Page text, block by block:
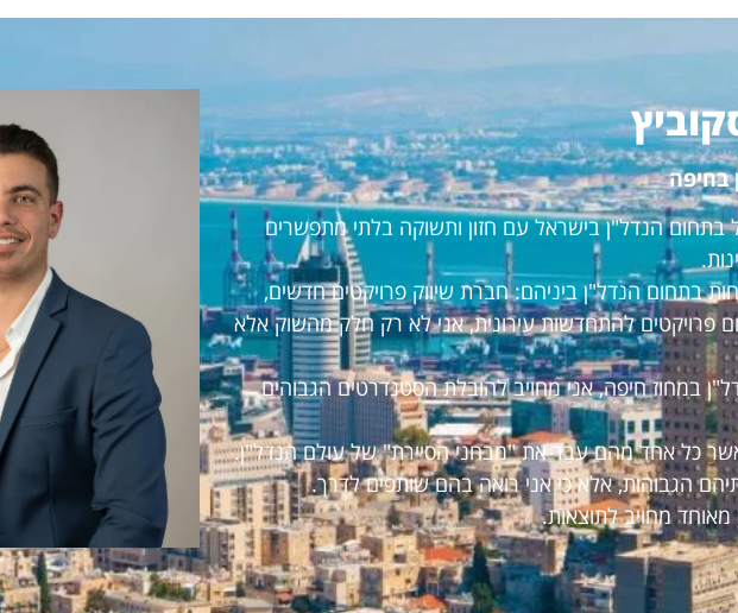
בחיפה
מוביל בתחום הנדל"ן בישראל עם חזון ותשוקה בלתי מתפשרים
בתחום הנדל"ן ביניהם: חברת שיווק פרויקטים חדשים,
פרויקטים להתחדשות עירונית, אני לא רק חלק מהשוק אלא
במחוז חיפה, אני מחויב להובלת הסטנדרטים הגבוהים
אשר כל אחד מהם עבר את "מבחני הסיירת" של עולם הנדל"ן.
הגבוהות, אלא כי אני רואה בהם שותפים לדרך.
מחויב לתוצאות.